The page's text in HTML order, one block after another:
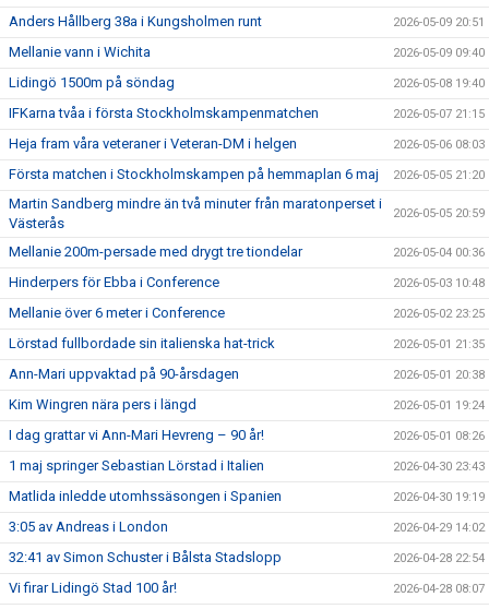
Anders Hållberg 38a i Kungsholmen runt 2026-05-09 20:51
Mellanie vann i Wichita 2026-05-09 09:40
Lidingö 1500m på söndag 2026-05-08 19:40
IFKarna tvåa i första Stockholmskampenmatchen 2026-05-07 21:15
Heja fram våra veteraner i Veteran-DM i helgen 2026-05-06 08:03
Första matchen i Stockholmskampen på hemmaplan 6 maj 2026-05-05 21:20
Martin Sandberg mindre än två minuter från maratonperset i
Västerås
2026-05-05 20:59
Mellanie 200m-persade med drygt tre tiondelar 2026-05-04 00:36
Hinderpers för Ebba i Conference 2026-05-03 10:48
Mellanie över 6 meter i Conference 2026-05-02 23:25
Lörstad fullbordade sin italienska hat-trick 2026-05-01 21:35
Ann-Mari uppvaktad på 90-årsdagen 2026-05-01 20:38
Kim Wingren nära pers i längd 2026-05-01 19:24
I dag grattar vi Ann-Mari Hevreng – 90 år! 2026-05-01 08:26
1 maj springer Sebastian Lörstad i Italien 2026-04-30 23:43
Matlida inledde utomhssäsongen i Spanien 2026-04-30 19:19
3:05 av Andreas i London 2026-04-29 14:02
32:41 av Simon Schuster i Bålsta Stadslopp 2026-04-28 22:54
Vi firar Lidingö Stad 100 år! 2026-04-28 08:07